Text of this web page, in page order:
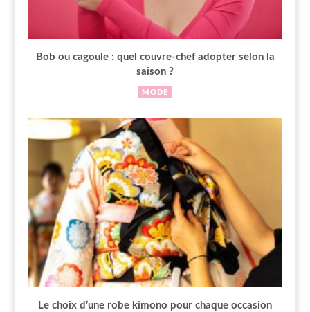
Bob ou cagoule : quel couvre-chef adopter selon la
saison ?
MODE
Le choix d’une robe kimono pour chaque occasion